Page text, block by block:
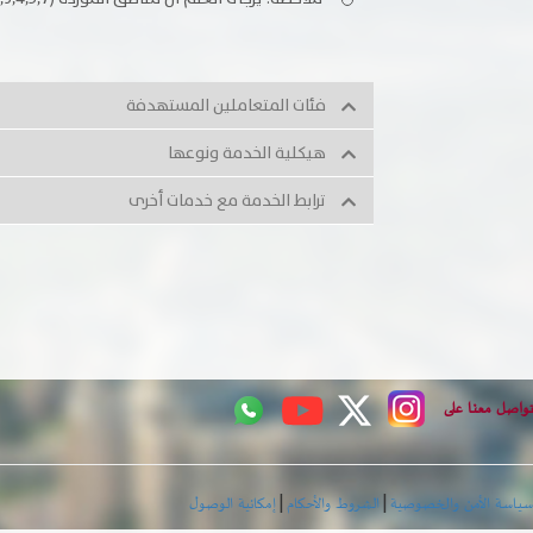
تواصل معنا على
سياسة الأمن والخصوصية|الشروط والأحكام|إمكانية الوصول